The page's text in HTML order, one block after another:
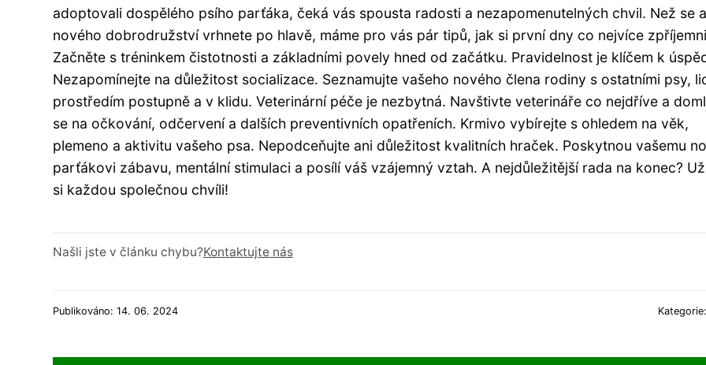
adoptovali dospělého psího parťáka, čeká vás spousta radosti a nezapomenutelných chvil. Než se
nového dobrodružství vrhnete po hlavě, máme pro vás pár tipů, jak si první dny co nejvíce
Začněte s tréninkem čistotnosti a základními povely hned od začátku. Pravidelnost je klíčem k
Nezapomínejte na důležitost socializace. Seznamujte vašeho nového člena rodiny s ostatními psy,
prostředím postupně a v klidu. Veterinární péče je nezbytná. Navštivte veterináře co nejdříve a
se na očkování, odčervení a dalších preventivních opatřeních. Krmivo vybírejte s ohledem na věk,
plemeno a aktivitu vašeho psa. Nepodceňujte ani důležitost kvalitních hraček. Poskytnou vašemu
parťákovi zábavu, mentální stimulaci a posílí váš vzájemný vztah. A nejdůležitější rada na konec?
si každou společnou chvíli!
Našli jste v článku chybu?Kontaktujte nás
Publikováno: 14. 06. 2024 Kategorie: